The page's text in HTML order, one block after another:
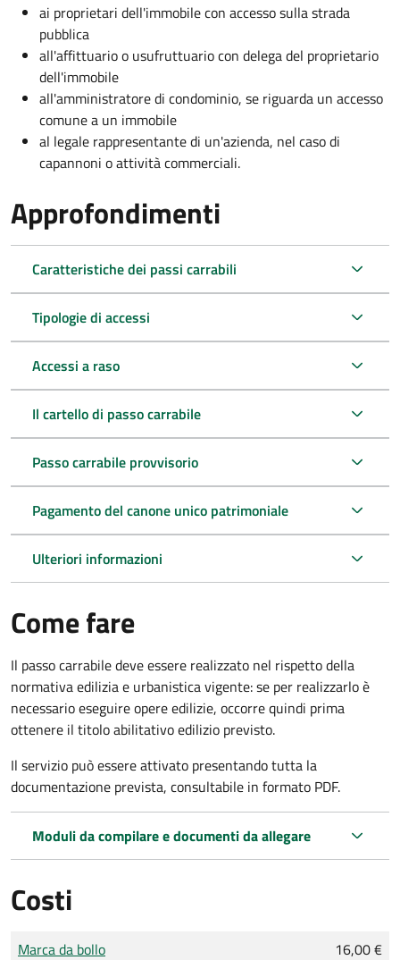
ai proprietari dell'immobile con accesso sulla strada
pubblica
all'affittuario o usufruttuario con delega del proprietario
dell'immobile
all'amministratore di condominio, se riguarda un accesso
comune a un immobile
al legale rappresentante di un'azienda, nel caso di
capannoni o attività commerciali.
Approfondimenti
Caratteristiche dei passi carrabili
Tipologie di accessi
Accessi a raso
Il cartello di passo carrabile
Passo carrabile provvisorio
Pagamento del canone unico patrimoniale
Ulteriori informazioni
Come fare
Il passo carrabile deve essere realizzato nel rispetto della
normativa edilizia e urbanistica vigente: se per realizzarlo è
necessario eseguire opere edilizie, occorre quindi prima
ottenere il titolo abilitativo edilizio previsto.
Il servizio può essere attivato presentando tutta la
documentazione prevista, consultabile in formato PDF.
Moduli da compilare e documenti da allegare
Costi
Tipo di pagamento
Importo
Marca da bollo 16,00 €